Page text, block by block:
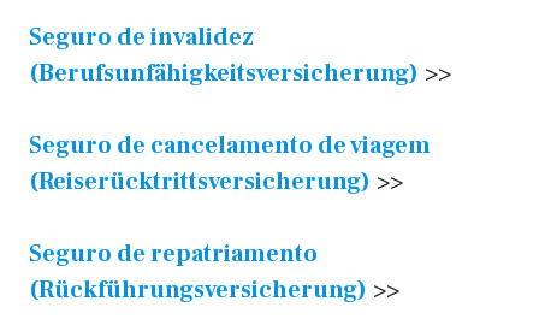
Seguro de invalidez
(Berufsunfähigkeitsversicherung) >>
Seguro de cancelamento de viagem
(Reiserücktrittsversicherung) >>
Seguro de repatriamento
(Rückführungsversicherung) >>